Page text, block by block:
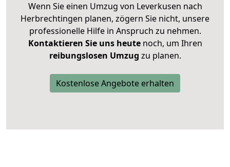
Wenn Sie einen Umzug von Leverkusen nach
Herbrechtingen planen, zögern Sie nicht, unsere
professionelle Hilfe in Anspruch zu nehmen.
Kontaktieren Sie uns heutenoch, um Ihren
reibungslosen Umzug zu planen.
Kostenlose Angebote erhalten